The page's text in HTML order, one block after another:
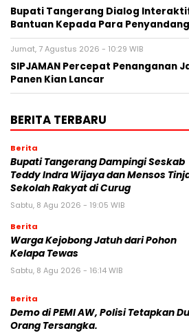
Bupati Tangerang Dialog
Bantuan Kepada Para
Jumat, 7 Agustus 2026 - 10:29 WIB
SIPJAMAN Percepat Penanganan
Panen Kian Lancar
BERITA TERBARU
Berita
Bupati Tangerang Dampingi Seskab
Teddy Indra Wijaya dan Mensos
Sekolah Rakyat di Curug
Sabtu, 8 Agu 2026 - 19:05 WIB
Berita
Warga Kejobong Jatuh dari Pohon
Kelapa Tewas
Sabtu, 8 Agu 2026 - 16:14 WIB
Berita
Demo di PEMI AW, Polisi Tetapkan
Orang Tersangka.